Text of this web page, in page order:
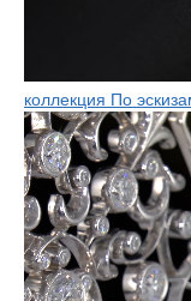
коллекция По